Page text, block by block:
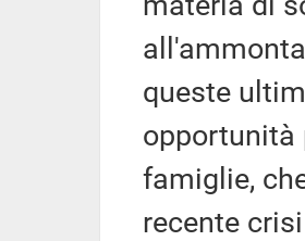
queste
opportunità
famiglie,
recente